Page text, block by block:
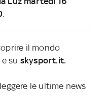
.
il mondo
su skysport.it.
le ultime news